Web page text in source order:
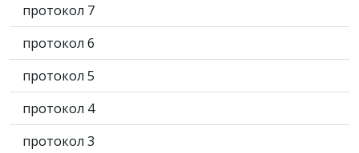
протокол 7
протокол 6
протокол 5
протокол 4
протокол 3